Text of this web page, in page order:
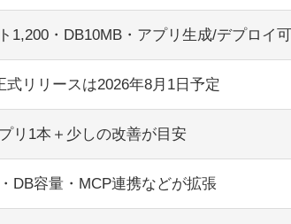
1,200・DB10MB・アプリ生成/デプロイ可
式リリースは2026年8月1日予定
リ1本＋少しの改善が目安
DB容量・MCP連携などが拡張